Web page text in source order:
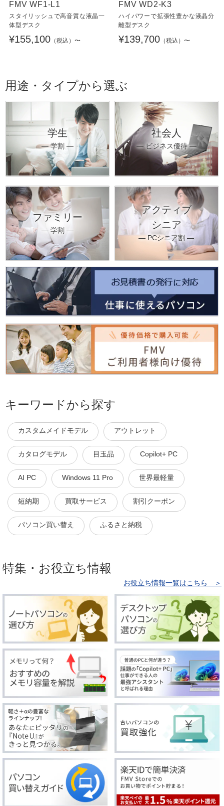
FMV WF1-L1
スタイリッシュで高音質な液晶一
体型デスク
¥155,100 （税込）〜
FMV WD2-K3
ハイパワーで拡張性豊かな液晶分
離型デスク
¥139,700 （税込）〜
用途・タイプから選ぶ
学生
― 学割 ―
社会人
― ビジネス優待 ―
ファミリー
― 学割 ―
アクティブ
シニア
― PCシニア割 ―
キーワードから探す
カスタムメイドモデル アウトレット
カタログモデル 目玉品 Copilot+ PC
AI PC Windows 11 Pro 世界最軽量
短納期 買取サービス 割引クーポン
パソコン買い替え ふるさと納税
特集・お役立ち情報
お役立ち情報一覧はこちら ＞